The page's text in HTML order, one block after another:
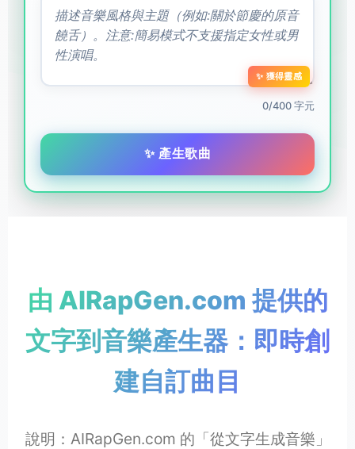
✨ 獲得靈感
0/400 字元
✨ 產生歌曲
由 AIRapGen.com 提供的
文字到音樂產生器：即時創
建自訂曲目
說明：AIRapGen.com 的「從文字生成音樂」